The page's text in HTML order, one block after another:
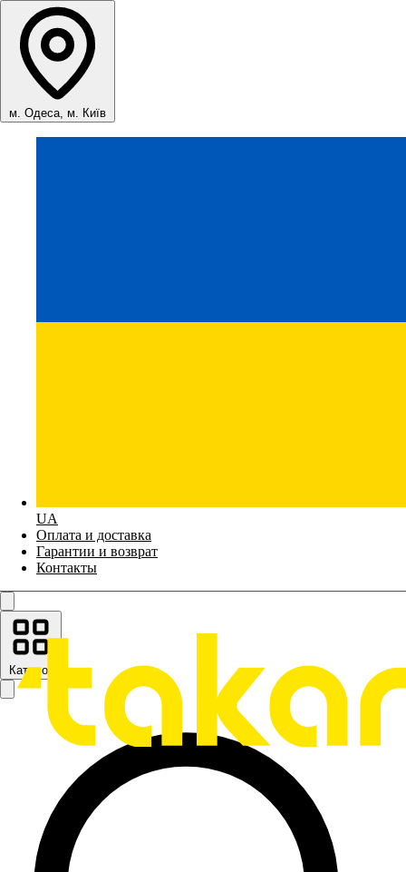
м. Одеса, м. Київ
UA
Оплата и доставка
Гарантии и возврат
Контакты
Каталог